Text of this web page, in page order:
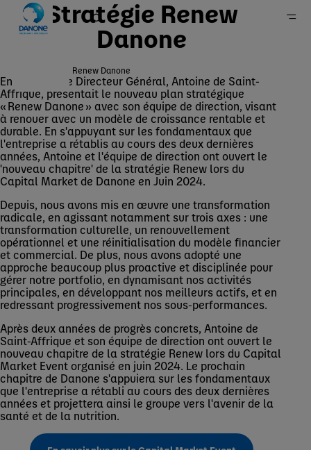
Danone en Belgique
Groupe
Stratégie Renew Danone
Stratégie Renew
Danone
En 2022, notre Directeur Général, Antoine de Saint-
Affrique, présentait le nouveau plan stratégique
« Renew Danone » avec son équipe de direction, visant
à renouer avec un modèle de croissance rentable et
durable. En s'appuyant sur les fondamentaux que
l'entreprise a rétablis au cours des deux dernières
années, Antoine et l'équipe de direction ont ouvert le
'nouveau chapitre' de la stratégie Renew lors du
Capital Market de Danone en Juin 2024.
Depuis, nous avons mis en œuvre une transformation
radicale, en agissant notamment sur trois axes : une
transformation culturelle, un renouvellement
opérationnel et une réinitialisation du modèle financier
et commercial. De plus, nous avons adopté une
approche beaucoup plus proactive et disciplinée pour
gérer notre portfolio, en dynamisant nos activités
principales, en développant nos meilleurs actifs, et en
redressant progressivement nos sous-performances.
Après deux années de progrès concrets, Antoine de
Saint-Affrique et son équipe de direction ont ouvert le
nouveau chapitre de la stratégie Renew lors du Capital
Market Event organisé en juin 2024. Le prochain
chapitre de Danone s'appuiera sur les fondamentaux
que l'entreprise a rétabli au cours des deux dernières
années et projettera ainsi le groupe vers l'avenir de la
santé et de la nutrition.